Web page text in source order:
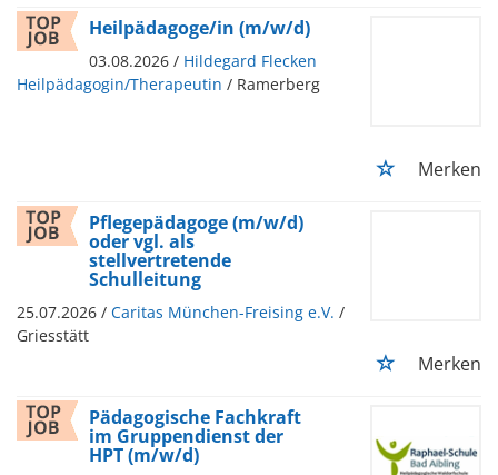
Heilpädagoge/in (m/w/d)
03.08.2026 / Hildegard Flecken
Heilpädagogin/Therapeutin / Ramerberg
Merken
Pflegepädagoge (m/w/d)
oder vgl. als
stellvertretende
Schulleitung
25.07.2026 / Caritas München-Freising e.V. /
Griesstätt
Merken
Pädagogische Fachkraft
im Gruppendienst der
HPT (m/w/d)